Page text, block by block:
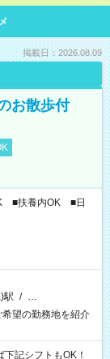
掲載日：2026.08.09
お散歩付
■扶養内OK ■日
駅 / …
望の勤務地を紹介